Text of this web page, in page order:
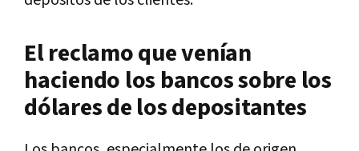
El reclamo que venían
haciendo los bancos sobre los
dólares de los depositantes